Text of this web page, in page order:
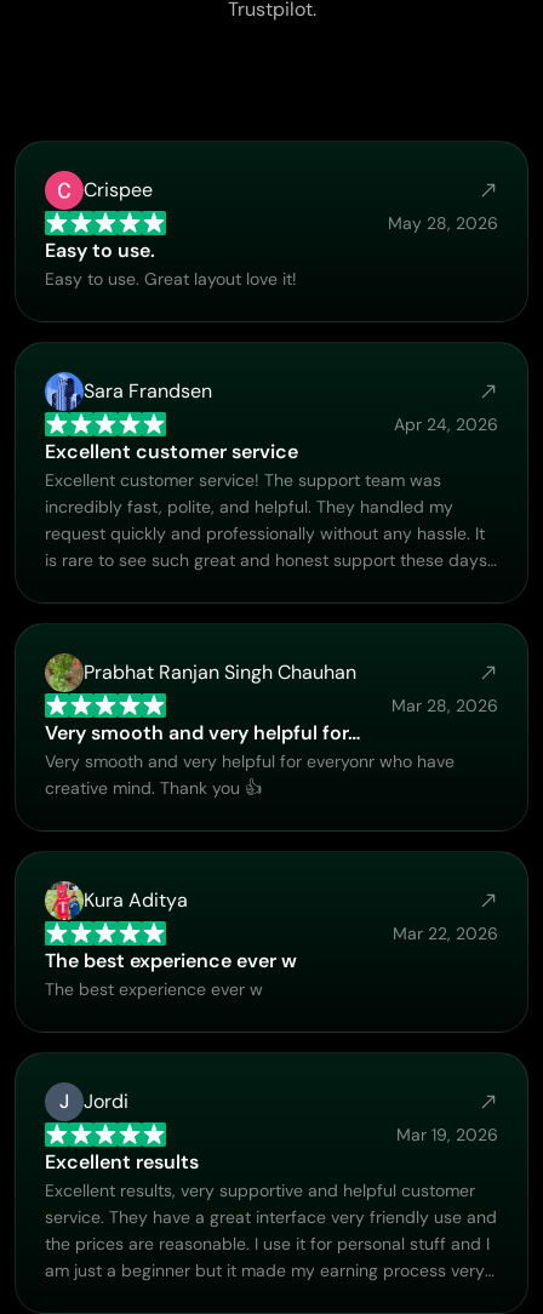
Trustpilot.
Crispee
May 28, 2026
Easy to use.
Easy to use. Great layout love it!
Sara Frandsen
Apr 24, 2026
Excellent customer service
Excellent customer service! The support team was
incredibly fast, polite, and helpful. They handled my
request quickly and professionally without any hassle. It
is rare to see such great and honest support these days.
Prabhat Ranjan Singh Chauhan
Mar 28, 2026
Very smooth and very helpful for…
Very smooth and very helpful for everyonr who have
creative mind. Thank you 👍
Kura Aditya
Mar 22, 2026
The best experience ever w
The best experience ever w
J Jordi
Mar 19, 2026
Excellent results
Excellent results, very supportive and helpful customer
service. They have a great interface very friendly use and
the prices are reasonable. I use it for personal stuff and I
am just a beginner but it made my earning process very